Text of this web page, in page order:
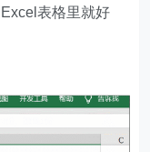
表格里就好